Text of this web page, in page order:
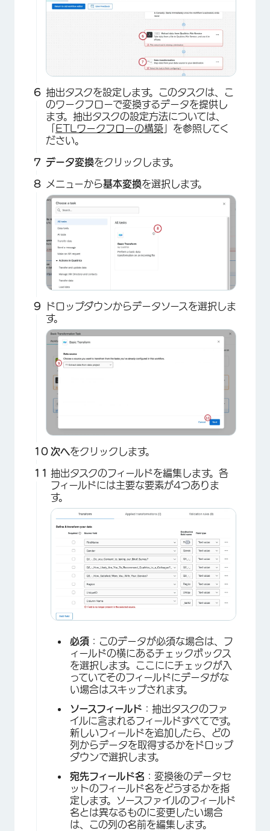
×
抽出タスクを設定します。このタスクは、こ
のワークフローで変換するデータを提供し
ます。抽出タスクの設定方法については、
ETLワークフローの構築 」を参照してく
ださい。
データ変換をクリックします。
メニューから基本変換を選択します。
×
ドロップダウンからデータソースを選択しま
す。
次へをクリックします。
抽出タスクのフィールドを編集します。各
フィールドには主要な要素が4つありま
す。
必須 ：このデータが必須な場合は、フ
ィールドの横にあるチェックボックス
を選択します。ここににチェックが入
っていてそのフィールドにデータがな
い場合はスキップされます。
ソースフィールド ：抽出タスクのファ
イルに含まれるフィールドすべてです。
新しいフィールドを追加したら、どの
列からデータを取得するかをドロップ
ダウンで選択します。
宛先フィールド名 ：変換後のデータセ
ットのフィールド名をどうするかを指
定します。ソースファイルのフィールド
名とは異なるものに変更したい場合
は、この列の名前を編集します。